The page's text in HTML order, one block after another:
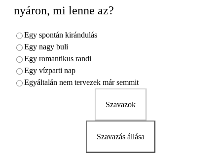
nyáron, mi lenne az?
Egy spontán kirándulás
Egy nagy buli
Egy romantikus randi
Egy vízparti nap
Egyáltalán nem tervezek már semmit
Szavazok
Szavazás állása